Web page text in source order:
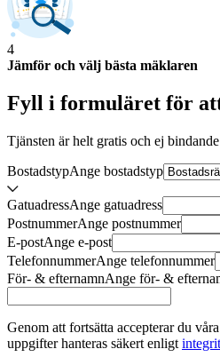
4
Jämför och välj bästa mäklaren
Fyll i formuläret för
Tjänsten är helt gratis och ej bindande
BostadstypAnge bostadstyp
GatuadressAnge gatuadress
PostnummerAnge postnummer
E-postAnge e-post
TelefonnummerAnge telefonnummer
För- & efternamnAnge för- &
Genom att fortsätta accepterar du våra
uppgifter hanteras säkert enligt